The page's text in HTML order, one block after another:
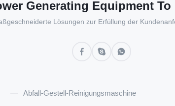
Generating Equipment
Lösungen zur Erfüllung der
Abfall-Gestell-Reinigungsmaschine